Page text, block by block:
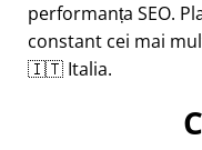
performanța SEO.
constant cei mai
🇮🇹 Italia.